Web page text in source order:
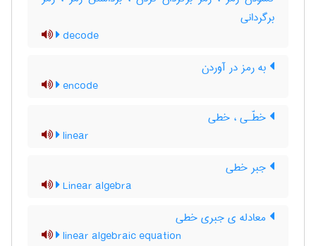
برگردانی
decode
به رمز در آوردن
encode
خطّـی ، خطی
linear
جبر خطی
Linear algebra
معادله ی جبری خطی
linear algebraic equation